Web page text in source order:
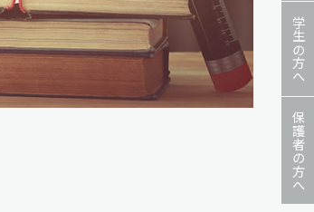
学生の方へ
保護者の方へ